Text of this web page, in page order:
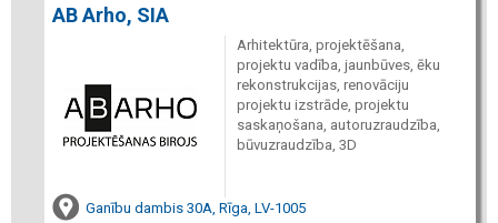
AB Arho, SIA
Arhitektūra, projektēšana,
projektu vadība, jaunbūves, ēku
rekonstrukcijas, renovāciju
projektu izstrāde, projektu
saskaņošana, autoruzraudzība,
būvuzraudzība, 3D
Ganību dambis 30A, Rīga, LV-1005